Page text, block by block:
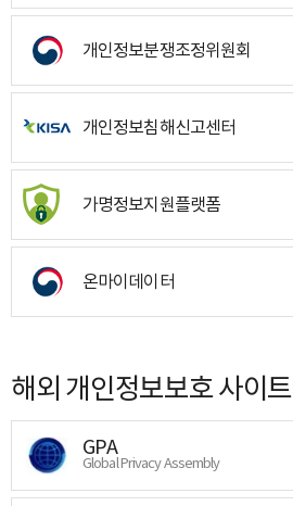
개인정보분쟁조정위원회
개인정보침해신고센터
가명정보지원플랫폼
온마이데이터
해외 개인정보보호 사이트
GPA
Global Privacy Assembly